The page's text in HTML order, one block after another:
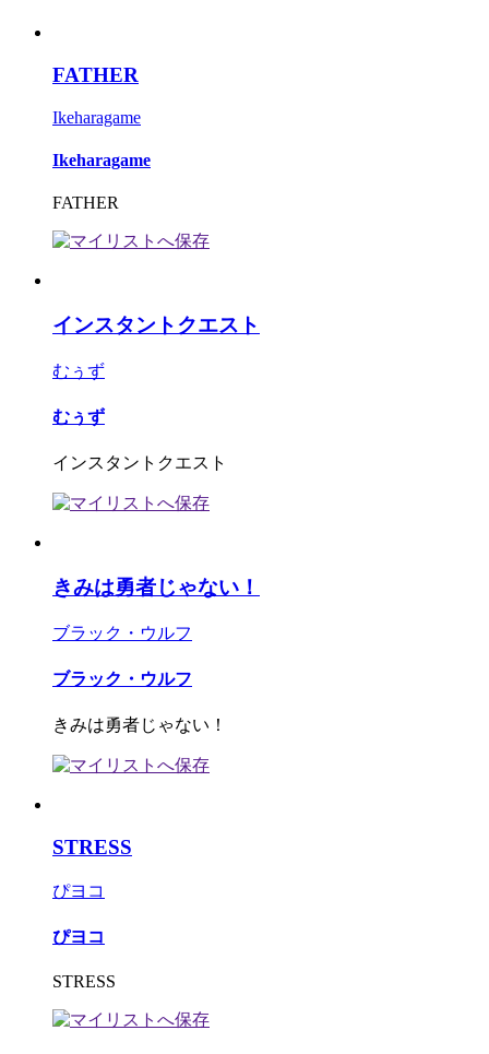
FATHER
Ikeharagame
Ikeharagame
FATHER
インスタントクエスト
むぅず
むぅず
インスタントクエスト
きみは勇者じゃない！
ブラック・ウルフ
ブラック・ウルフ
きみは勇者じゃない！
STRESS
ぴヨコ
ぴヨコ
STRESS